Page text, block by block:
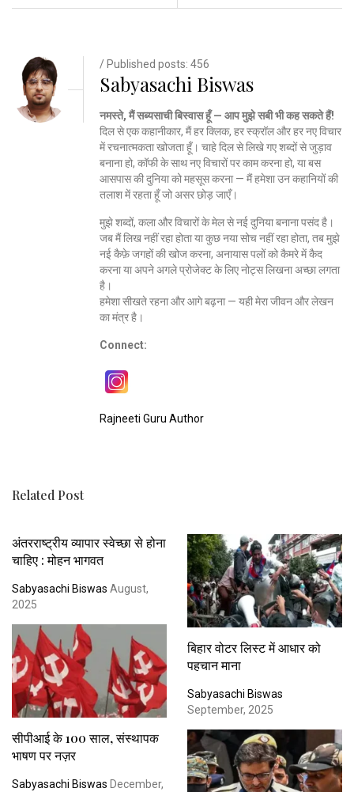
/ Published posts: 456
Sabyasachi Biswas
नमस्ते, मैं सब्यसाची बिस्वास हूँ — आप मुझे सबी भी कह सकते हैं!
दिल से एक कहानीकार, मैं हर क्लिक, हर स्क्रॉल और हर नए विचार
में रचनात्मकता खोजता हूँ। चाहे दिल से लिखे गए शब्दों से जुड़ाव
बनाना हो, कॉफी के साथ नए विचारों पर काम करना हो, या बस
आसपास की दुनिया को महसूस करना — मैं हमेशा उन कहानियों की
तलाश में रहता हूँ जो असर छोड़ जाएँ।
मुझे शब्दों, कला और विचारों के मेल से नई दुनिया बनाना पसंद है।
जब मैं लिख नहीं रहा होता या कुछ नया सोच नहीं रहा होता, तब मुझे
नई कैफ़े जगहों की खोज करना, अनायास पलों को कैमरे में कैद
करना या अपने अगले प्रोजेक्ट के लिए नोट्स लिखना अच्छा लगता
है।
हमेशा सीखते रहना और आगे बढ़ना — यही मेरा जीवन और लेखन
का मंत्र है।
Connect:
Rajneeti Guru Author
Related Post
अंतरराष्ट्रीय व्यापार स्वेच्छा से होना
चाहिए : मोहन भागवत
Sabyasachi Biswas August,
2025
बिहार वोटर लिस्ट में आधार को
पहचान माना
Sabyasachi Biswas
September, 2025
सीपीआई के 100 साल, संस्थापक
भाषण पर नज़र
Sabyasachi Biswas December,